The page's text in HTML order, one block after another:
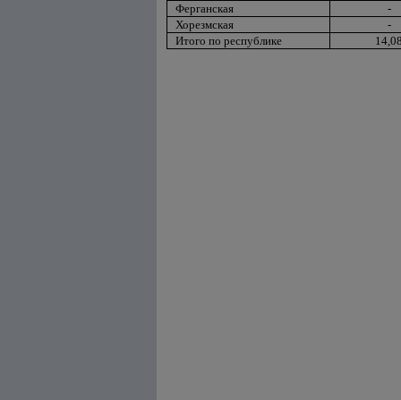
Ферганская
-
Хорезмская
-
Итого по республике